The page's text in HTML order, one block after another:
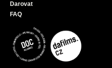
Darovat
FAQ